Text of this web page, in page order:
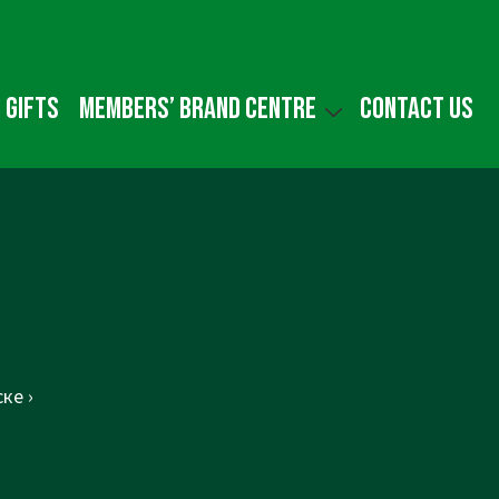
gifts Members’ Brand Centre Contact us
›